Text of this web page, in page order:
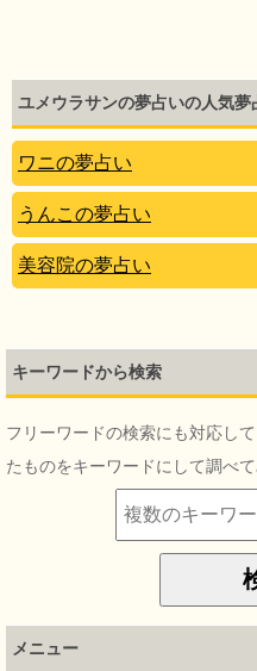
ユメウラサンの夢占いの人気夢
ワニの夢占い
うんこの夢占い
美容院の夢占い
キーワードから検索
フリーワードの検索にも対応し
たものをキーワードにして調べて
メニュー